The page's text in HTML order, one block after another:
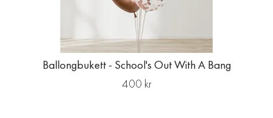
Ballongbukett - School's Out With A Bang
400 kr